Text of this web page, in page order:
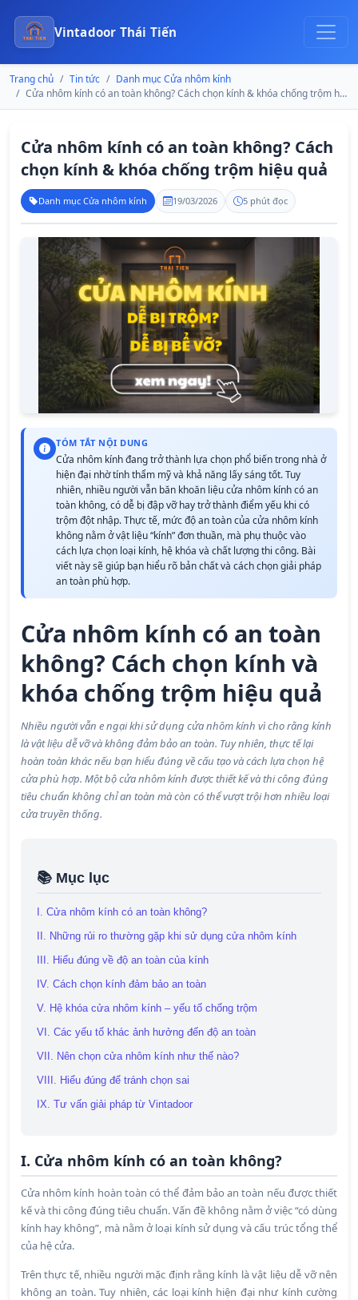
Vintadoor Thái Tiến
Trang chủ Tin tức
Danh mục Cửa nhôm kính
Cửa nhôm kính có an toàn không? Cách chọn kính & khóa chống trộm hiệu quả
Cửa nhôm kính có an toàn không? Cách
chọn kính & khóa chống trộm hiệu quả
Danh mục Cửa nhôm kính 19/03/2026 5 phút đọc
TÓM TẮT NỘI DUNG
Cửa nhôm kính đang trở thành lựa chọn phổ biến trong nhà ở
hiện đại nhờ tính thẩm mỹ và khả năng lấy sáng tốt. Tuy
nhiên, nhiều người vẫn băn khoăn liệu cửa nhôm kính có an
toàn không, có dễ bị đập vỡ hay trở thành điểm yếu khi có
trộm đột nhập. Thực tế, mức độ an toàn của cửa nhôm kính
không nằm ở vật liệu “kính” đơn thuần, mà phụ thuộc vào
cách lựa chọn loại kính, hệ khóa và chất lượng thi công. Bài
viết này sẽ giúp bạn hiểu rõ bản chất và cách chọn giải pháp
an toàn phù hợp.
Cửa nhôm kính có an toàn
không? Cách chọn kính và
khóa chống trộm hiệu quả
Nhiều người vẫn e ngại khi sử dụng cửa nhôm kính vì cho rằng kính
là vật liệu dễ vỡ và không đảm bảo an toàn. Tuy nhiên, thực tế lại
hoàn toàn khác nếu bạn hiểu đúng về cấu tạo và cách lựa chọn hệ
cửa phù hợp. Một bộ cửa nhôm kính được thiết kế và thi công đúng
tiêu chuẩn không chỉ an toàn mà còn có thể vượt trội hơn nhiều loại
cửa truyền thống.
📚 Mục lục
I. Cửa nhôm kính có an toàn không?
II. Những rủi ro thường gặp khi sử dụng cửa nhôm kính
III. Hiểu đúng về độ an toàn của kính
IV. Cách chọn kính đảm bảo an toàn
V. Hệ khóa cửa nhôm kính – yếu tố chống trộm
VI. Các yếu tố khác ảnh hưởng đến độ an toàn
VII. Nên chọn cửa nhôm kính như thế nào?
VIII. Hiểu đúng để tránh chọn sai
IX. Tư vấn giải pháp từ Vintadoor
I. Cửa nhôm kính có an toàn không?
Cửa nhôm kính hoàn toàn có thể đảm bảo an toàn nếu được thiết
kế và thi công đúng tiêu chuẩn. Vấn đề không nằm ở việc “có dùng
kính hay không”, mà nằm ở loại kính sử dụng và cấu trúc tổng thể
của hệ cửa.
Trên thực tế, nhiều người mặc định rằng kính là vật liệu dễ vỡ nên
không an toàn. Tuy nhiên, các loại kính hiện đại như kính cường